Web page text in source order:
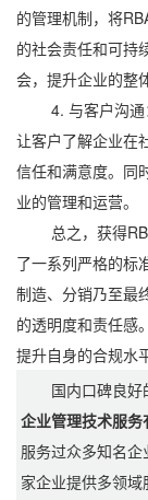
的管理机制，将
的社会责任和可持
会，提升企业的整
4. 与客户沟通：
让客户了解企业在
信任和满意度。同
业的管理和运营。
总之，获得RBA
了一系列严格的标
制造、分销乃至最
的透明度和责任感
提升自身的合规水
国内口碑良
企业管理技术服务
服务过众多知名企
家企业提供多领